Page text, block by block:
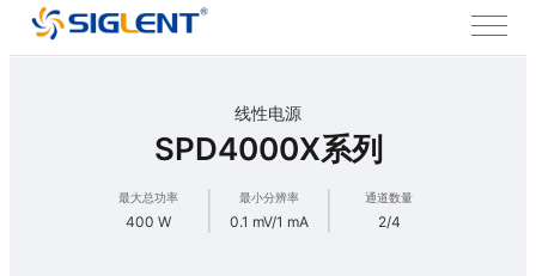
线性电源
SPD4000X系列
最大总功率
400 W
最小分辨率
0.1 mV/1 mA
通道数量
2/4